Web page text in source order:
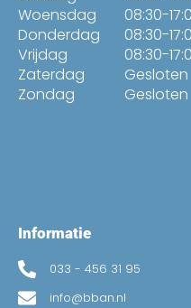
Woensdag
Donderdag
Vrijdag
Zaterdag
Zondag
08:30-
08:30-
08:30-
Gesloten
Gesloten
Informatie
033 - 456 31 95
info@bban.nl